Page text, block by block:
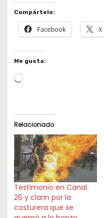
Compártelo:
Facebook X
Me gusta:
L
d
i
n
g
Relacionado
Testimonio en Canal
26 y clarin por la
costurera que se